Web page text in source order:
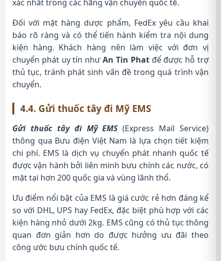
xác nhất trong các hãng vận chuyển quốc tế.
Đối với mặt hàng dược phẩm, FedEx yêu cầu khai
báo rõ ràng và có thể tiến hành kiểm tra nội dung
kiện hàng. Khách hàng nên làm việc với đơn vị
chuyển phát uy tín nhưAn Tin Phatđể được hỗ trợ
thủ tục, tránh phát sinh vấn đề trong quá trình vận
chuyển.
4.4. Gửi thuốc tây đi Mỹ EMS
Gửi thuốc tây đi Mỹ EMS(Express Mail Service)
thông qua Bưu điện Việt Nam là lựa chọn tiết kiệm
chi phí. EMS là dịch vụ chuyển phát nhanh quốc tế
được vận hành bởi liên minh bưu chính các nước, có
mặt tại hơn 200 quốc gia và vùng lãnh thổ.
Ưu điểm nổi bật của EMS là giá cước rẻ hơn đáng kể
so với DHL, UPS hay FedEx, đặc biệt phù hợp với các
kiện hàng nhỏ dưới 2kg. EMS cũng có thủ tục thông
quan đơn giản hơn do được hưởng ưu đãi theo
công ước bưu chính quốc tế.